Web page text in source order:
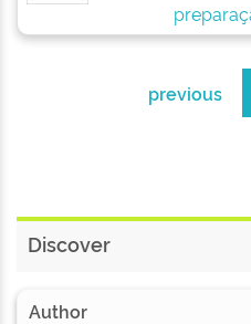
previous
Discover
Author